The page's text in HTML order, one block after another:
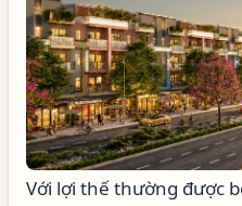
Với lợi thế thường được